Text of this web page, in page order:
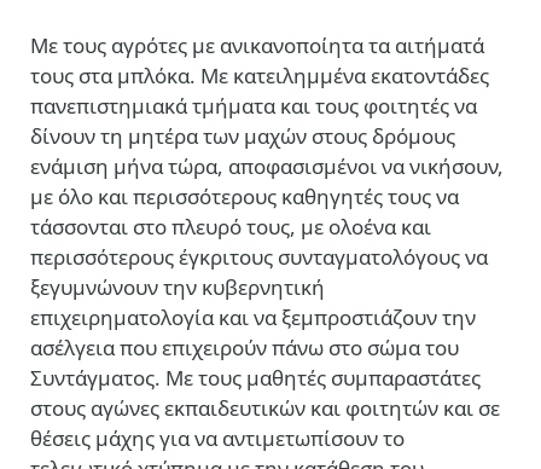
Με τους αγρότες με ανικανοποίητα τα αιτήματά
τους στα μπλόκα. Με κατειλημμένα εκατοντάδες
πανεπιστημιακά τμήματα και τους φοιτητές να
δίνουν τη μητέρα των μαχών στους δρόμους
ενάμιση μήνα τώρα, αποφασισμένοι να νικήσουν,
με όλο και περισσότερους καθηγητές τους να
τάσσονται στο πλευρό τους, με ολοένα και
περισσότερους έγκριτους συνταγματολόγους να
ξεγυμνώνουν την κυβερνητική
επιχειρηματολογία και να ξεμπροστιάζουν την
ασέλγεια που επιχειρούν πάνω στο σώμα του
Συντάγματος. Με τους μαθητές συμπαραστάτες
στους αγώνες εκπαιδευτικών και φοιτητών και σε
θέσεις μάχης για να αντιμετωπίσουν το